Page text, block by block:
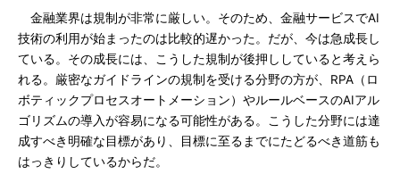
金融業界は規制が非常に厳しい。そのため、金融サービスでAI
技術の利用が始まったのは比較的遅かった。だが、今は急成長し
ている。その成長には、こうした規制が後押ししていると考えら
れる。厳密なガイドラインの規制を受ける分野の方が、RPA（ロ
ボティックプロセスオートメーション）やルールベースのAIアル
ゴリズムの導入が容易になる可能性がある。こうした分野には達
成すべき明確な目標があり、目標に至るまでにたどるべき道筋も
はっきりしているからだ。